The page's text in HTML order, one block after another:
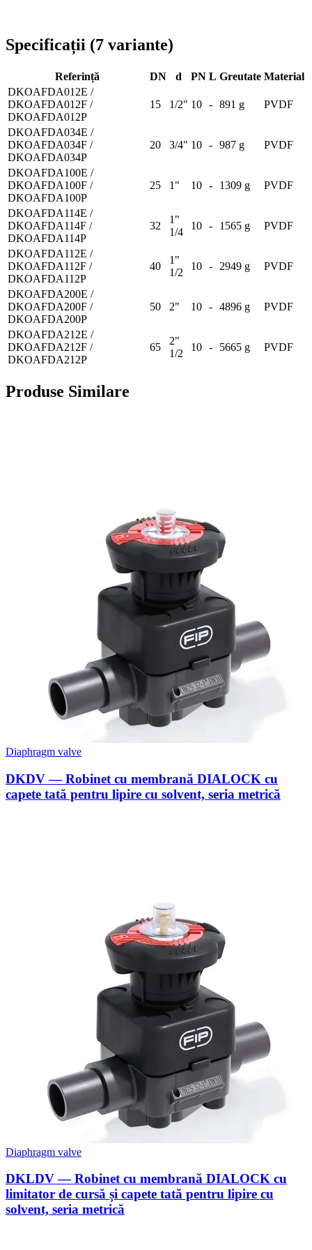
Specificații (7 variante)
Referință DN d PN L Greutate Material
DKOAFDA012E /
DKOAFDA012F /
DKOAFDA012P
15 1/2" 10 - 891 g PVDF
DKOAFDA034E /
DKOAFDA034F /
DKOAFDA034P
20 3/4" 10 - 987 g PVDF
DKOAFDA100E /
DKOAFDA100F /
DKOAFDA100P
25 1" 10 - 1309 g PVDF
DKOAFDA114E /
DKOAFDA114F /
DKOAFDA114P
32
1"
1/4
10 - 1565 g PVDF
DKOAFDA112E /
DKOAFDA112F /
DKOAFDA112P
40
1"
1/2
10 - 2949 g PVDF
DKOAFDA200E /
DKOAFDA200F /
DKOAFDA200P
50 2" 10 - 4896 g PVDF
DKOAFDA212E /
DKOAFDA212F /
DKOAFDA212P
65
2"
1/2
10 - 5665 g PVDF
Produse Similare
Diaphragm valve
DKDV — Robinet cu membrană DIALOCK cu
capete tată pentru lipire cu solvent, seria metrică
Diaphragm valve
DKLDV — Robinet cu membrană DIALOCK cu
limitator de cursă și capete tată pentru lipire cu
solvent, seria metrică